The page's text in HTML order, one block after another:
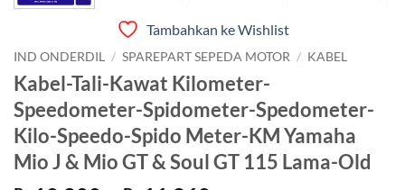
Tambahkan ke Wishlist
IND ONDERDIL / SPAREPART SEPEDA MOTOR / KABEL
Kabel-Tali-Kawat Kilometer-
Speedometer-Spidometer-Spedometer-
Kilo-Speedo-Spido Meter-KM Yamaha
Mio J & Mio GT & Soul GT 115 Lama-Old